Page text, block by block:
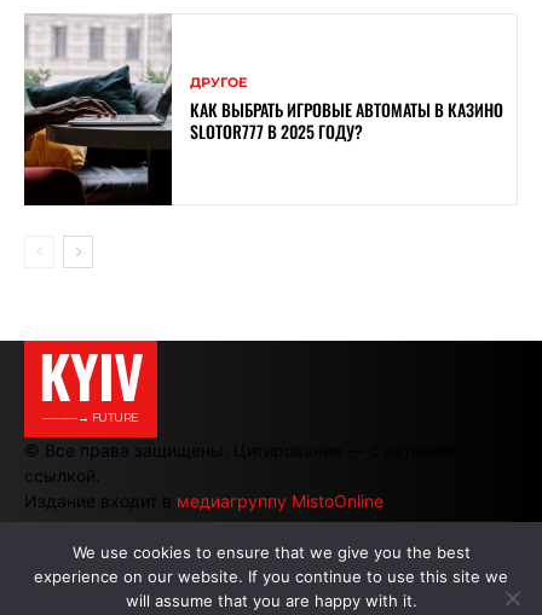
ДРУГОЕ
КАК ВЫБРАТЬ ИГРОВЫЕ АВТОМАТЫ В КАЗИНО
SLOTOR777 В 2025 ГОДУ?
KYIV
———→ FUTURE
© Все права защищены. Цитирование — с активной
ссылкой.
Издание входит в медиагруппу MistoOnline
АВТОРЫ | РЕКЛАМА НА САЙТЕ
We use cookies to ensure that we give you the best
experience on our website. If you continue to use this site we
will assume that you are happy with it.